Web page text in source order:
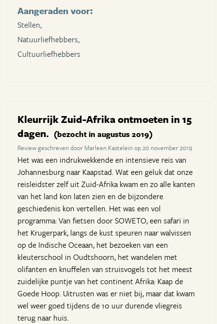
Aangeraden voor:
Stellen,
Natuurliefhebbers,
Cultuurliefhebbers
Kleurrijk Zuid-Afrika ontmoeten in 15
dagen. (bezocht in augustus 2019)
Review geschreven door Marleen Kastelein op 20 november 2019
Het was een indrukwekkende en intensieve reis van
Johannesburg naar Kaapstad. Wat een geluk dat onze
reisleidster zelf uit Zuid-Afrika kwam en zo alle kanten
van het land kon laten zien en de bijzondere
geschiedenis kon vertellen. Het was een vol
programma: Van fietsen door SOWETO, een safari in
het Krugerpark, langs de kust speuren naar walvissen
op de Indische Oceaan, het bezoeken van een
kleuterschool in Oudtshoorn, het wandelen met
olifanten en knuffelen van struisvogels tot het meest
zuidelijke puntje van het continent Afrika: Kaap de
Goede Hoop. Uitrusten was er niet bij, maar dat kwam
wel weer goed tijdens de 10 uur durende vliegreis
terug naar huis.